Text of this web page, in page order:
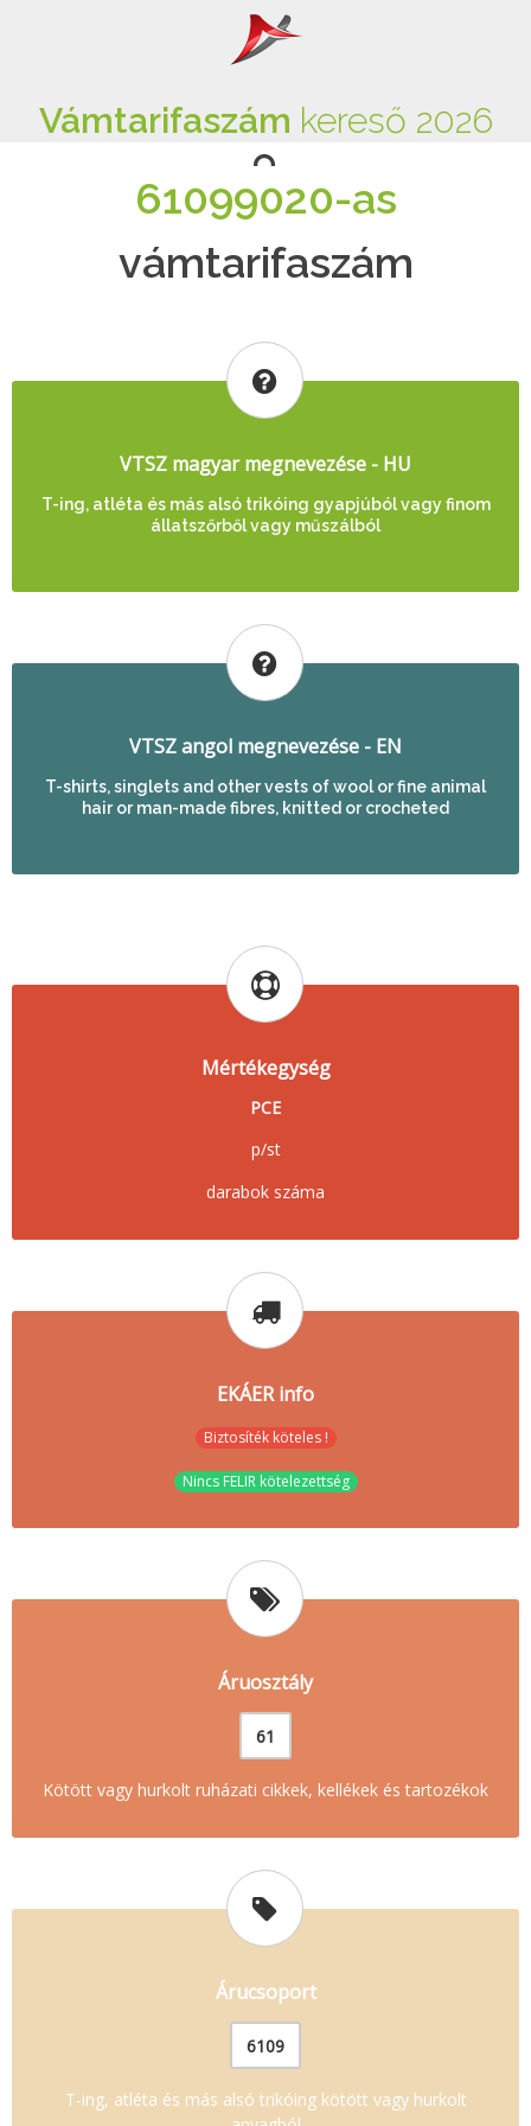
Vámtarifaszám kereső 2026
61099020-as
vámtarifaszám
VTSZ magyar megnevezése - HU
T-ing, atléta és más alsó trikóing gyapjúból vagy finom
állatszőrből vagy műszálból
VTSZ angol megnevezése - EN
T-shirts, singlets and other vests of wool or fine animal
hair or man-made fibres, knitted or crocheted
Mértékegység
PCE
p/st
darabok száma
EKÁER info
Biztosíték köteles !
Nincs FELIR kötelezettség
Áruosztály
61
Kötött vagy hurkolt ruházati cikkek, kellékek és tartozékok
Árucsoport
6109
T-ing, atléta és más alsó trikóing kötött vagy hurkolt